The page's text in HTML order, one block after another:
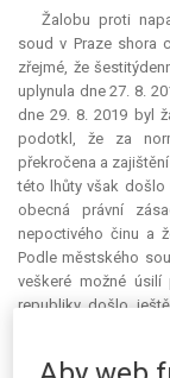
Žalobu proti
soud v Praze shora
zřejmé, že
uplynula dne 27. 8.
dne 29. 8. 2019 byl
podotkl, že za
překročena a
této lhůty však došlo
obecná právní
nepoctivého činu a
Podle městského
veškeré možné
republiky došlo